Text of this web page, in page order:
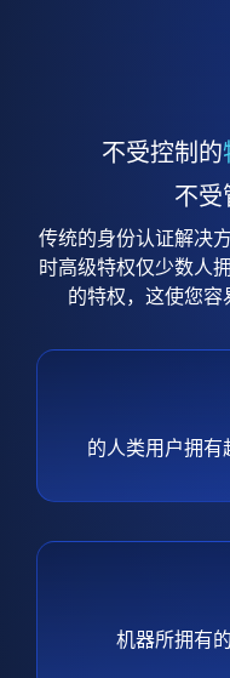
不受控制的
不受
传统的身份认证解决
时高级特权仅少数人
的特权，这使您容
的人类用户拥有
机器所拥有